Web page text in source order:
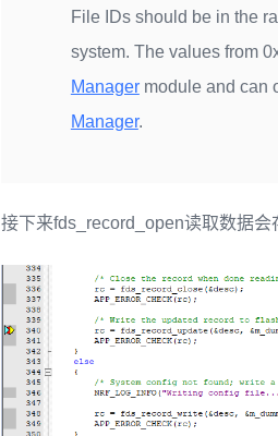
File IDs should be in the
system. The values from
Managermodule and can
Manager.
接下来fds_record_open读取数据